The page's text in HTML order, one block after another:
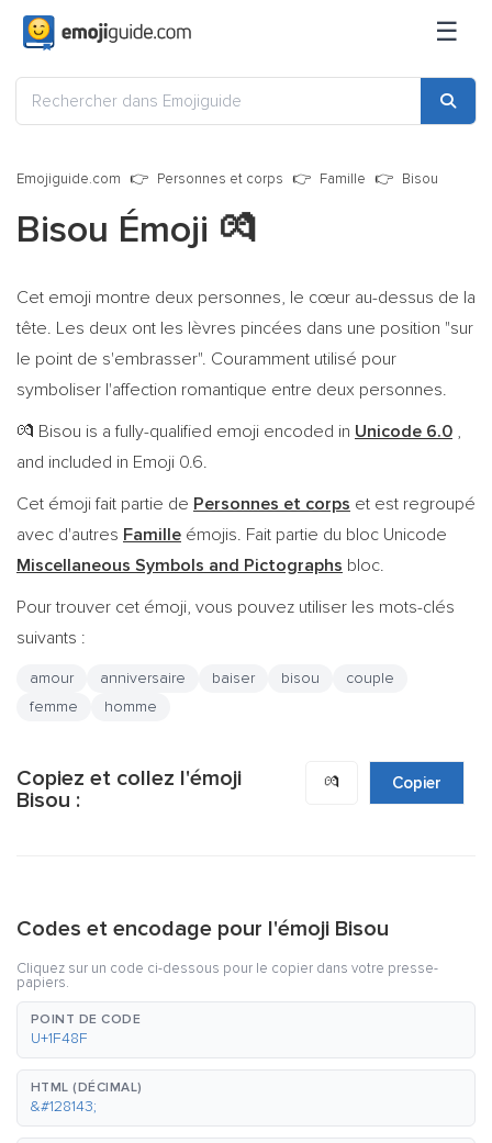
☰
Emojiguide.com Personnes et corps Famille Bisou
Bisou Émoji 💏
Cet emoji montre deux personnes, le cœur au-dessus de la
tête. Les deux ont les lèvres pincées dans une position "sur
le point de s'embrasser". Couramment utilisé pour
symboliser l'affection romantique entre deux personnes.
💏 Bisou is a fully-qualified emoji encoded in Unicode 6.0 ,
and included in Emoji 0.6.
Cet émoji fait partie de Personnes et corps et est regroupé
avec d'autres Famille émojis. Fait partie du bloc Unicode
Miscellaneous Symbols and Pictographs bloc.
Pour trouver cet émoji, vous pouvez utiliser les mots-clés
suivants :
amour anniversaire baiser bisou
couple
femme
homme
Copiez et collez l'émoji
Bisou :
💏 Copier
Codes et encodage pour l'émoji Bisou
Cliquez sur un code ci-dessous pour le copier dans votre presse-
papiers.
POINT DE CODE
U+1F48F
HTML (DÉCIMAL)
&#128143;